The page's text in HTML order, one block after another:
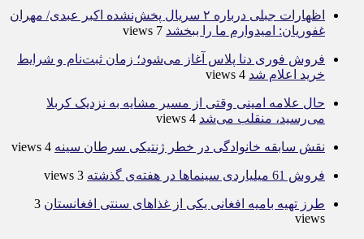
اظهارات جبلی درباره ۲ سریال پخش‌نشده اکبر عبدی/ مهران
غفوریان: امیدوارم ما را ببخشد 7 views
فروش فوری دنا پلاس آغاز می‌شود؛ زمان ثبت‌نام و شرایط
خرید اعلام شد 4 views
حال علامه امینی وقتی از مسیر مشایه به نزدیک کربلا
می‌رسید، منقلب می‌شد 4 views
نقش سابقه خانوادگی در خطر ژنتیکی سرطان سینه 4 views
فروش 61 میلیاردی سینماها در هفته‌ی گذشته 3 views
طرز تهیه بامیه افغانی یکی از غذاهای سنتی افغانستان 3
views